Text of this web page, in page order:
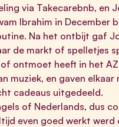
via Takecarebnb, en
Ibrahim in December
Na het ontbijt gaf
de markt of spelletjes
ontmoet heeft in het
muziek, en gaven
cadeaus uitgedeeld.
of Nederlands, dus
even goed werkt werd